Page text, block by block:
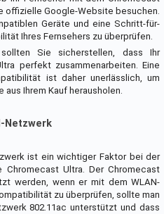
offizielle Google-Website besuchen.
Geräte und eine Schritt-für-
Ihres Fernsehers zu überprüfen.
Sie sicherstellen, dass Ihr
perfekt zusammenarbeiten. Eine
ist daher unerlässlich, um
Ihrem Kauf herausholen.
Netzwerk
ist ein wichtiger Faktor bei der
Ultra. Der Chromecast
werden, wenn er mit dem WLAN-
zu überprüfen, sollte man
802.11ac unterstützt und dass